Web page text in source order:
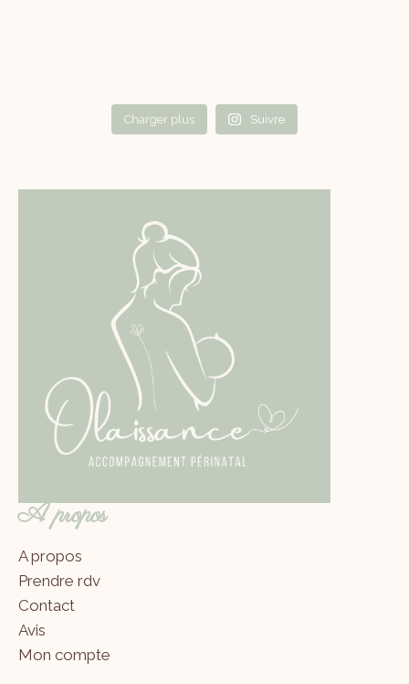
Charger plus Suivre
A propos
A propos
Prendre rdv
Contact
Avis
Mon compte